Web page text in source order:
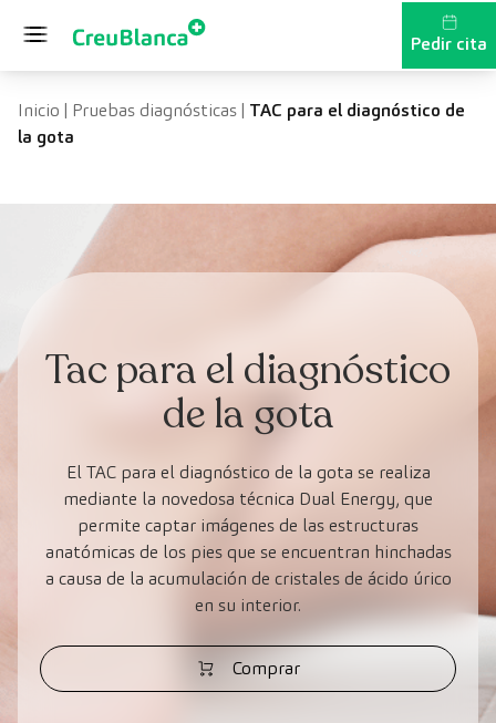
Pedir cita
Inicio | Pruebas diagnósticas| TAC para el diagnóstico de
la gota
Tac para el diagnóstico
de la gota
El TAC para el diagnóstico de la gota se realiza
mediante la novedosa técnica Dual Energy, que
permite captar imágenes de las estructuras
anatómicas de los pies que se encuentran hinchadas
a causa de la acumulación de cristales de ácido úrico
en su interior.
Comprar